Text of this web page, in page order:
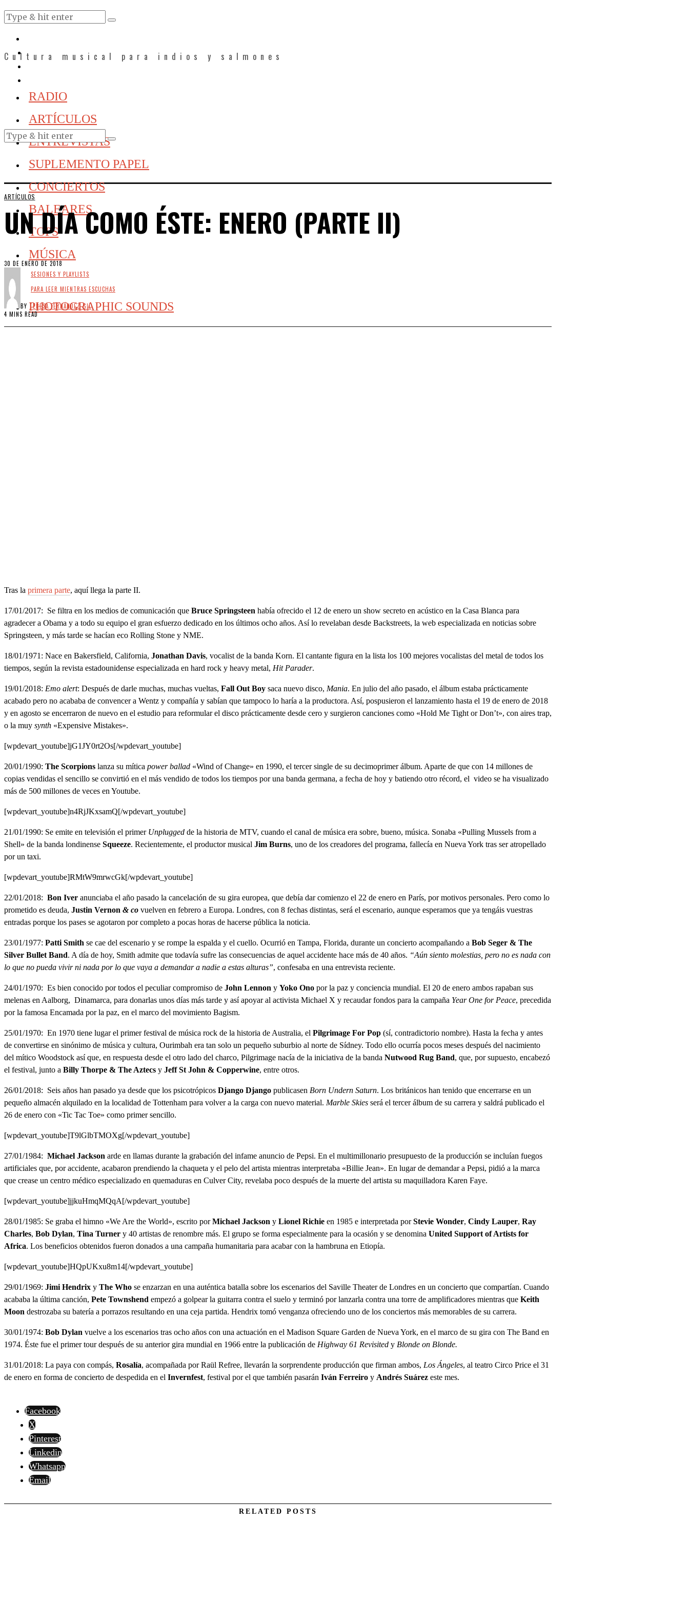
Cultura musical para indios y salmones
RADIO
ARTÍCULOS
ENTREVISTAS
SUPLEMENTO PAPEL
CONCIERTOS
BALEARES
TOPS
MÚSICA
SESIONES Y PLAYLISTS
PARA LEER MIENTRAS ESCUCHAS
PHOTOGRAPHIC SOUNDS
ARTÍCULOS
UN DÍA COMO ÉSTE: ENERO (PARTE II)
30 DE ENERO DE 2018
BY TERESA FERNÁNDEZ GIL
4 MINS READ
Tras la primera parte, aquí llega la parte II.
17/01/2017: Se filtra en los medios de comunicación que Bruce Springsteen había ofrecido el 12 de enero un show secreto en acústico en la Casa Blanca para
agradecer a Obama y a todo su equipo el gran esfuerzo dedicado en los últimos ocho años. Así lo revelaban desde Backstreets, la web especializada en noticias sobre
Springsteen, y más tarde se hacían eco Rolling Stone y NME.
18/01/1971: Nace en Bakersfield, California, Jonathan Davis, vocalist de la banda Korn. El cantante figura en la lista los 100 mejores vocalistas del metal de todos los
tiempos, según la revista estadounidense especializada en hard rock y heavy metal, Hit Parader.
19/01/2018: Emo alert: Después de darle muchas, muchas vueltas, Fall Out Boy saca nuevo disco, Mania. En julio del año pasado, el álbum estaba prácticamente
acabado pero no acababa de convencer a Wentz y compañía y sabían que tampoco lo haría a la productora. Así, pospusieron el lanzamiento hasta el 19 de enero de 2018
y en agosto se encerraron de nuevo en el estudio para reformular el disco prácticamente desde cero y surgieron canciones como «Hold Me Tight or Don’t», con aires trap,
o la muy synth «Expensive Mistakes».
[wpdevart_youtube]jG1JY0rt2Os[/wpdevart_youtube]
20/01/1990: The Scorpions lanza su mítica power ballad «Wind of Change» en 1990, el tercer single de su decimoprimer álbum. Aparte de que con 14 millones de
copias vendidas el sencillo se convirtió en el más vendido de todos los tiempos por una banda germana, a fecha de hoy y batiendo otro récord, el video se ha visualizado
más de 500 millones de veces en Youtube.
[wpdevart_youtube]n4RjJKxsamQ[/wpdevart_youtube]
21/01/1990: Se emite en televisión el primer Unplugged de la historia de MTV, cuando el canal de música era sobre, bueno, música. Sonaba «Pulling Mussels from a
Shell» de la banda londinense Squeeze. Recientemente, el productor musical Jim Burns, uno de los creadores del programa, fallecía en Nueva York tras ser atropellado
por un taxi.
[wpdevart_youtube]RMtW9mrwcGk[/wpdevart_youtube]
22/01/2018: Bon Iver anunciaba el año pasado la cancelación de su gira europea, que debía dar comienzo el 22 de enero en París, por motivos personales. Pero como lo
prometido es deuda, Justin Vernon & co vuelven en febrero a Europa. Londres, con 8 fechas distintas, será el escenario, aunque esperamos que ya tengáis vuestras
entradas porque los pases se agotaron por completo a pocas horas de hacerse pública la noticia.
23/01/1977: Patti Smith se cae del escenario y se rompe la espalda y el cuello. Ocurrió en Tampa, Florida, durante un concierto acompañando a Bob Seger & The
Silver Bullet Band. A día de hoy, Smith admite que todavía sufre las consecuencias de aquel accidente hace más de 40 años. “Aún siento molestias, pero no es nada con
lo que no pueda vivir ni nada por lo que vaya a demandar a nadie a estas alturas”, confesaba en una entrevista reciente.
24/01/1970: Es bien conocido por todos el peculiar compromiso de John Lennon y Yoko Ono por la paz y conciencia mundial. El 20 de enero ambos rapaban sus
melenas en Aalborg, Dinamarca, para donarlas unos días más tarde y así apoyar al activista Michael X y recaudar fondos para la campaña Year One for Peace, precedida
por la famosa Encamada por la paz, en el marco del movimiento Bagism.
25/01/1970: En 1970 tiene lugar el primer festival de música rock de la historia de Australia, el Pilgrimage For Pop (sí, contradictorio nombre). Hasta la fecha y antes
de convertirse en sinónimo de música y cultura, Ourimbah era tan solo un pequeño suburbio al norte de Sídney. Todo ello ocurría pocos meses después del nacimiento
del mítico Woodstock así que, en respuesta desde el otro lado del charco, Pilgrimage nacía de la iniciativa de la banda Nutwood Rug Band, que, por supuesto, encabezó
el festival, junto a Billy Thorpe & The Aztecs y Jeff St John & Copperwine, entre otros.
26/01/2018: Seis años han pasado ya desde que los psicotrópicos Django Django publicasen Born Undern Saturn. Los británicos han tenido que encerrarse en un
pequeño almacén alquilado en la localidad de Tottenham para volver a la carga con nuevo material. Marble Skies será el tercer álbum de su carrera y saldrá publicado el
26 de enero con «Tic Tac Toe» como primer sencillo.
[wpdevart_youtube]T9lGlbTMOXg[/wpdevart_youtube]
27/01/1984: Michael Jackson arde en llamas durante la grabación del infame anuncio de Pepsi. En el multimillonario presupuesto de la producción se incluían fuegos
artificiales que, por accidente, acabaron prendiendo la chaqueta y el pelo del artista mientras interpretaba «Billie Jean». En lugar de demandar a Pepsi, pidió a la marca
que crease un centro médico especializado en quemaduras en Culver City, revelaba poco después de la muerte del artista su maquilladora Karen Faye.
[wpdevart_youtube]jjkuHmqMQqA[/wpdevart_youtube]
28/01/1985: Se graba el himno «We Are the World», escrito porMichael Jackson y Lionel Richie en 1985 e interpretada porStevie Wonder, Cindy Lauper, Ray
Charles, Bob Dylan, Tina Turner y 40 artistas de renombre más. El grupo se forma especialmente para la ocasión y se denomina United Support of Artists for
Africa. Los beneficios obtenidos fueron donados a una campaña humanitaria para acabar con la hambruna en Etiopía.
[wpdevart_youtube]HQpUKxu8m14[/wpdevart_youtube]
29/01/1969: Jimi Hendrix y The Who se enzarzan en una auténtica batalla sobre los escenarios del Saville Theater de Londres en un concierto que compartían. Cuando
acababa la última canción, Pete Townshend empezó a golpear la guitarra contra el suelo y terminó por lanzarla contra una torre de amplificadores mientras que Keith
Moon destrozaba su batería a porrazos resultando en una ceja partida. Hendrix tomó venganza ofreciendo uno de los conciertos más memorables de su carrera.
30/01/1974: Bob Dylan vuelve a los escenarios tras ocho años con una actuación en el Madison Square Garden de Nueva York, en el marco de su gira con The Band en
1974. Éste fue el primer tour después de su anterior gira mundial en 1966 entre la publicación de Highway 61 Revisited y Blonde on Blonde.
31/01/2018: La paya con compás, Rosalía, acompañada por Raül Refree, llevarán la sorprendente producción que firman ambos, Los Ángeles, al teatro Circo Price el 31
de enero en forma de concierto de despedida en el Invernfest, festival por el que también pasarán Iván Ferreiro y Andrés Suárez este mes.
Facebook
X
Pinterest
Linkedin
Whatsapp
Email
RELATED POSTS